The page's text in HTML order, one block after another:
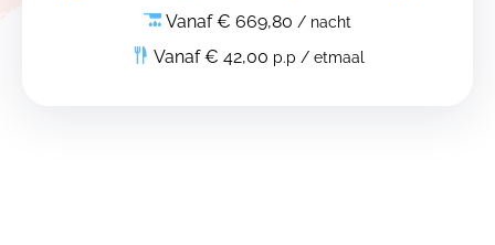
Vanaf € 669,80 / nacht
Vanaf € 42,00 p.p / etmaal